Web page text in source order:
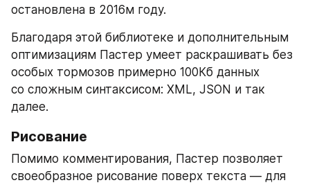
остановлена в 2016м году.
Благодаря этой библиотеке и дополнительным
оптимизациям Пастер умеет раскрашивать без
особых тормозов примерно 100Кб данных
со сложным синтаксисом: XML, JSON и так
далее.
Рисование
Помимо комментирования, Пастер позволяет
своеобразное рисование поверх текста — для